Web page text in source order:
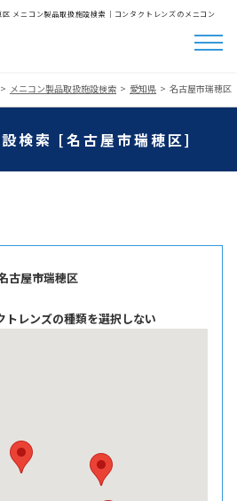
区 メニコン製品取扱施設検索│コンタクトレンズのメニコン
メニコン製品取扱施設検索 愛知県 名古屋市瑞穂区
検索 [名古屋市瑞穂区]
古屋市瑞穂区
トレンズの種類を選択しない